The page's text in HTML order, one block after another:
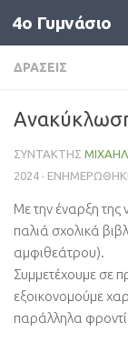
Skip to content
4o Γυμνάσιο
ΔΡΆΣΕΙΣ
ΣΥΝΤΆΚΤΗΣ
2024 ·
Με την έναρξη της
παλιά σχολικά
αμφιθεάτρου).
Συμμετέχουμε σε
εξοικονομούμε
παράλληλα